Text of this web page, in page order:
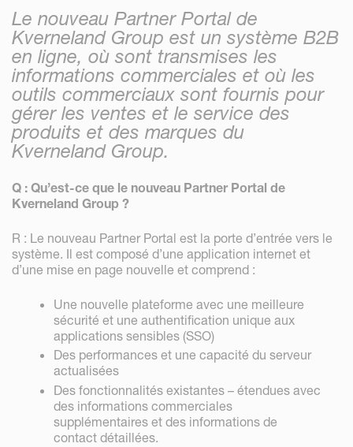
Le nouveau Partner Portal de
Kverneland Group est un système B2B
en ligne, où sont transmises les
informations commerciales et où les
outils commerciaux sont fournis pour
gérer les ventes et le service des
produits et des marques du
Kverneland Group.
Q : Qu’est-ce que le nouveau Partner Portal de
Kverneland Group ?
R : Le nouveau Partner Portal est la porte d’entrée vers le
système. Il est composé d’une application internet et
d’une mise en page nouvelle et comprend :
Une nouvelle plateforme avec une meilleure
sécurité et une authentification unique aux
applications sensibles (SSO)
Des performances et une capacité du serveur
actualisées
Des fonctionnalités existantes – étendues avec
des informations commerciales
supplémentaires et des informations de
contact détaillées.